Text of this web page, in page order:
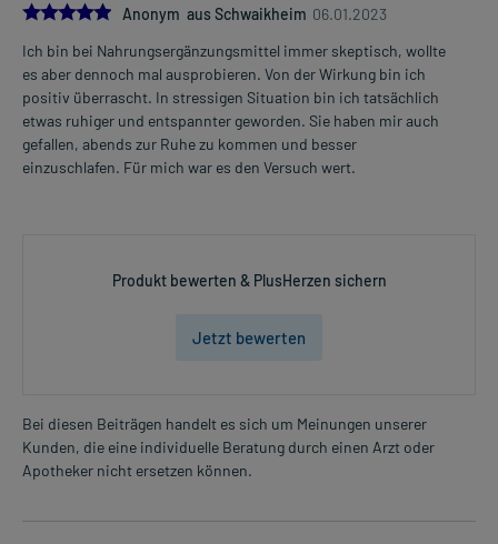
5.0Anonym aus Schwaikheim 06.01.2023
Ich bin bei Nahrungsergänzungsmittel immer skeptisch, wollte
es aber dennoch mal ausprobieren. Von der Wirkung bin ich
positiv überrascht. In stressigen Situation bin ich tatsächlich
etwas ruhiger und entspannter geworden. Sie haben mir auch
gefallen, abends zur Ruhe zu kommen und besser
einzuschlafen. Für mich war es den Versuch wert.
Produkt bewerten & PlusHerzen sichern
Jetzt bewerten
Bei diesen Beiträgen handelt es sich um Meinungen unserer
Kunden, die eine individuelle Beratung durch einen Arzt oder
Apotheker nicht ersetzen können.